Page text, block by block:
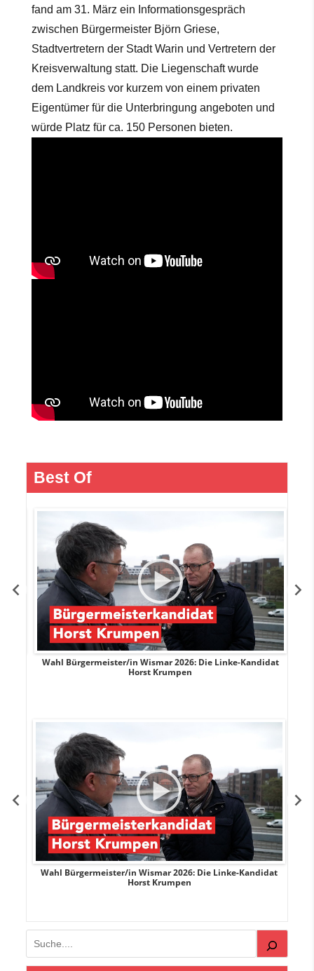
fand am 31. März ein Informationsgespräch
zwischen Bürgermeister Björn Griese,
Stadtvertretern der Stadt Warin und Vertretern der
Kreisverwaltung statt. Die Liegenschaft wurde
dem Landkreis vor kurzem von einem privaten
Eigentümer für die Unterbringung angeboten und
würde Platz für ca. 150 Personen bieten.
Best Of
Wahl Bürgermeister/in Wismar 2026: Die Linke-Kandidat
Horst Krumpen
Wahl Bürgermeister/in Wismar 2026: Die Linke-Kandidat
Horst Krumpen
Suchen